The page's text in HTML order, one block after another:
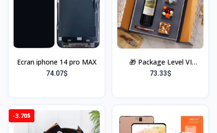
Ecran iphone 14 pro MAX
74.07$
🎁 Package Level VI
(Chocolats, Vin, Carte,
73.33$
-3.70$